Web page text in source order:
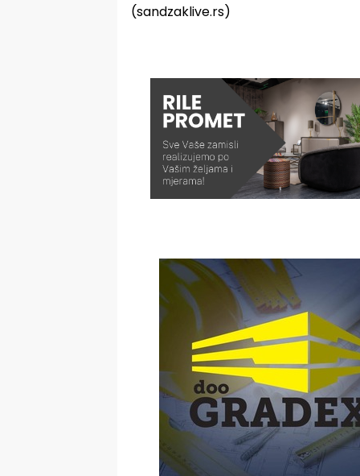
(sandzaklive.rs)